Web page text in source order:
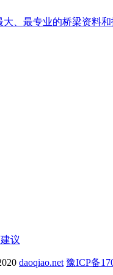
议
daoqiao.net 豫ICP备